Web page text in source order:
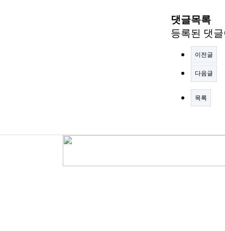
댓글목록
등록된 댓
이전글
다음글
목록